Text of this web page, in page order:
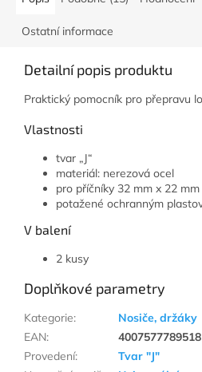
Ostatní informace
Detailní popis produktu
Praktický pomocník pro přepravu
Vlastnosti
tvar „J“
materiál: nerezová ocel
pro příčníky 32 mm x 22 mm
potažené ochranným
V balení
2 kusy
Doplňkové parametry
Kategorie:
Nosiče, držáky
EAN:
4007577789518
Provedení:
Tvar "J"